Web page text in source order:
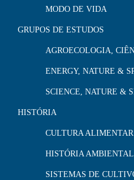
MODO DE VIDA
GRUPOS DE ESTUDOS
AGROECOLOGIA,
ENERGY, NATURE &
SCIENCE, NATURE &
HISTÓRIA
CULTURA ALIMENTAR
HISTÓRIA AMBIENTAL
SISTEMAS DE